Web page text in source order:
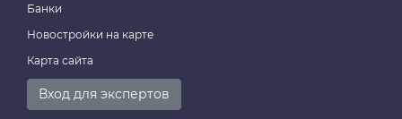
Банки
Новостройки на карте
Карта сайта
Вход для экспертов